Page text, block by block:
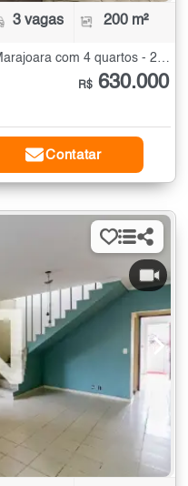
3 vagas 200 m²
Casa Térrea à Venda no Jardim Marajoara com 4 quartos - 200 m²
R$ 630.000
Contatar